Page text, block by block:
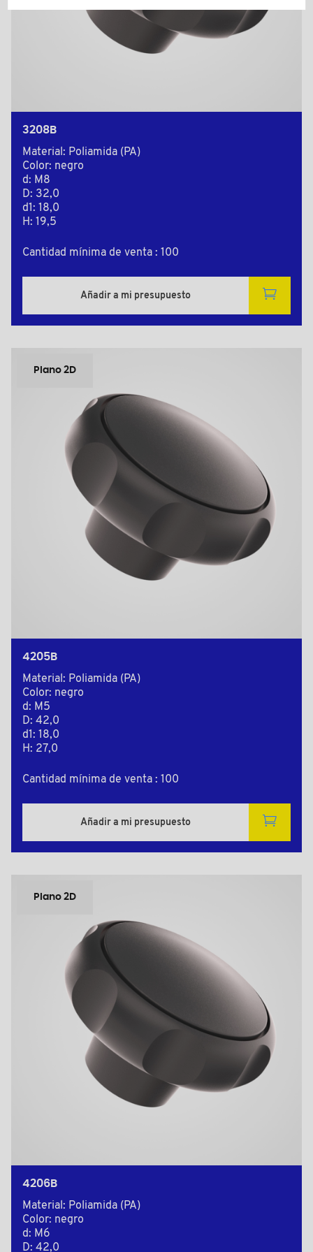
3208B
Material: Poliamida (PA)
Color: negro
d: M8
D: 32,0
d1: 18,0
H: 19,5
Cantidad mínima de venta : 100
Añadir a mi presupuesto
Plano 2D
4205B
Material: Poliamida (PA)
Color: negro
d: M5
D: 42,0
d1: 18,0
H: 27,0
Cantidad mínima de venta : 100
Añadir a mi presupuesto
Plano 2D
4206B
Material: Poliamida (PA)
Color: negro
d: M6
D: 42,0